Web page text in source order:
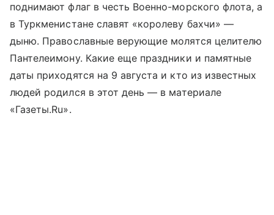
поднимают флаг в честь Военно-морского флота, а
в Туркменистане славят «королеву бахчи» —
дыню. Православные верующие молятся целителю
Пантелеимону. Какие еще праздники и памятные
даты приходятся на 9 августа и кто из известных
людей родился в этот день — в материале
«Газеты.Ru».